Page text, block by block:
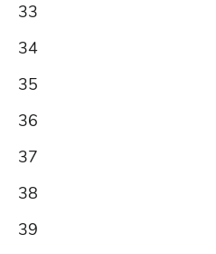
33
34
35
36
37
38
39